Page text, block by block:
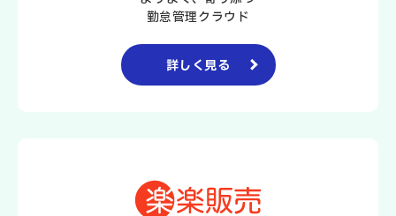
勤怠管理クラウド
詳しく見る